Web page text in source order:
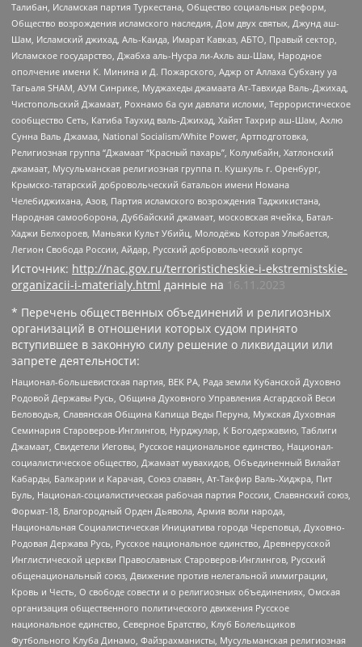
Талибан, Исламская партия Туркестана, Общество социальных реформ,
Общество возрождения исламского наследия, Дом двух святых, Джунд аш-
Шам, Исламский джихад, Аль-Каида, Имарат Кавказ, АБТО, Правый сектор,
Исламское государство, Джабха аль-Нусра ли-Ахль аш-Шам, Народное
ополчение имени К. Минина и Д. Пожарского, Аджр от Аллаха Субхану уа
Тагьаля SHAM, АУМ Синрике, Муджахеды джамаата Ат-Тавхида Валь-Джихад,
Чистопольский Джамаат, Рохнамо ба суи давлати исломи, Террористическое
сообщество Сеть, Катиба Таухид валь-Джихад, Хайят Тахрир аш-Шам, Ахлю
Сунна Валь Джамаа, National Socialism/White Power, Артподготовка,
Религиозная группа “Джамаат “Красный пахарь”, Колумбайн, Хатлонский
джамаат, Мусульманская религиозная группа п. Кушкуль г. Оренбург,
Крымско-татарский добровольческий батальон имени Номана
Челебиджихана, Азов, Партия исламского возрождения Таджикистана,
Народная самооборона, Дуббайский джамаат, московская ячейка, Батал-
Хаджи Белхороев, Маньяки Культ Убийц, Молодёжь Которая Улыбается,
Легион Свобода России, Айдар, Русский добровольческий корпус
Источник: http://nac.gov.ru/terroristicheskie-i-ekstremistskie-
organizacii-i-materialy.html данные на
16.11.2023
* Перечень общественных объединений и религиозных
организаций в отношении которых судом принято
вступившее в законную силу решение о ликвидации или
запрете деятельности:
Национал-большевистская партия, ВЕК РА, Рада земли Кубанской Духовно
Родовой Державы Русь, Община Духовного Управления Асгардской Веси
Беловодья, Славянская Община Капища Веды Перуна, Мужская Духовная
Семинария Староверов-Инглингов, Нурджулар, К Богодержавию, Таблиги
Джамаат, Свидетели Иеговы, Русское национальное единство, Национал-
социалистическое общество, Джамаат мувахидов, Объединенный Вилайат
Кабарды, Балкарии и Карачая, Союз славян, Ат-Такфир Валь-Хиджра, Пит
Буль, Национал-социалистическая рабочая партия России, Славянский союз,
Формат-18, Благородный Орден Дьявола, Армия воли народа,
Национальная Социалистическая Инициатива города Череповца, Духовно-
Родовая Держава Русь, Русское национальное единство, Древнерусской
Инглистической церкви Православных Староверов-Инглингов, Русский
общенациональный союз, Движение против нелегальной иммиграции,
Кровь и Честь, О свободе совести и о религиозных объединениях, Омская
организация общественного политического движения Русское
национальное единство, Северное Братство, Клуб Болельщиков
Футбольного Клуба Динамо, Файзрахманисты, Мусульманская религиозная